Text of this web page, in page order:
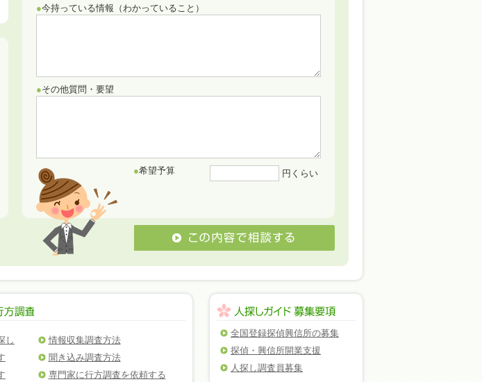
●今持っている情報（わかっていること）
●その他質問・要望
●希望予算 円くらい
し
情報収集調査方法
聞き込み調査方法
専門家に行方調査を依頼する
全国登録探偵興信所の募集
探偵・興信所開業支援
人探し調査員募集